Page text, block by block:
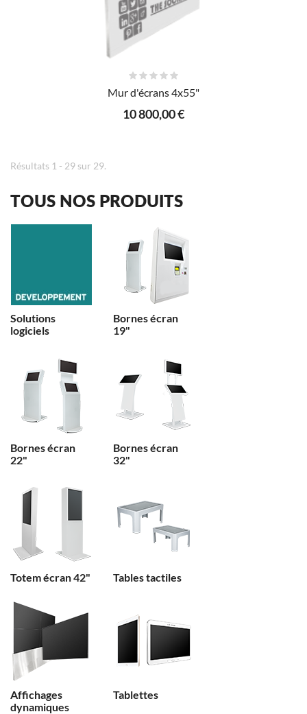
AJOUTER AU PANIER
Mur d'écrans 4x55"
10 800,00 €
Résultats 1 - 29 sur 29.
TOUS NOS PRODUITS
Solutions
logiciels
Bornes écran
19"
Bornes écran
22"
Bornes écran
32"
Totem écran 42" Tables tactiles
Affichages
dynamiques
Tablettes